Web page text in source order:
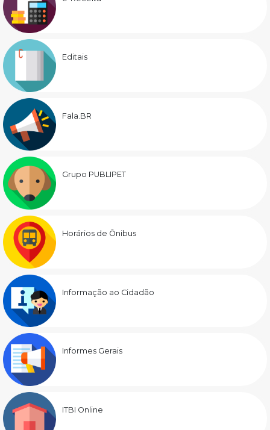
Editais
Fala.BR
Grupo PUBLIPET
Horários de Ônibus
Informação ao Cidadão
Informes Gerais
ITBI Online